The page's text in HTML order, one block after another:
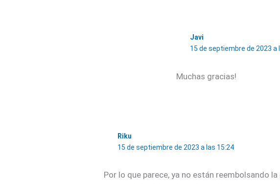
Javi
15 de septiembre de 2023 a
Muchas gracias!
Riku
15 de septiembre de 2023 a las 15:24
Por lo que parece, ya no están reembolsando